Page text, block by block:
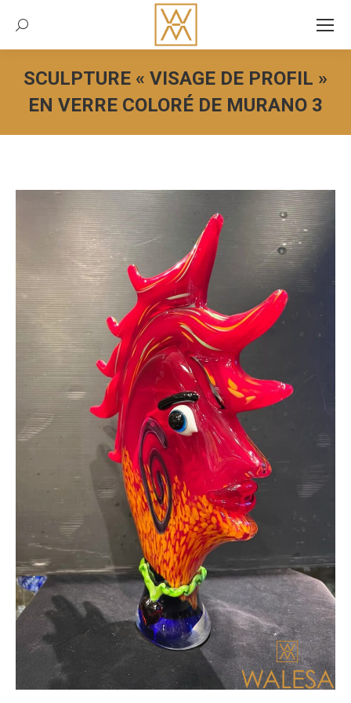
Recherche:
SCULPTURE « VISAGE DE PROFIL »
EN VERRE COLORÉ DE MURANO 3
Vous êtes ici :